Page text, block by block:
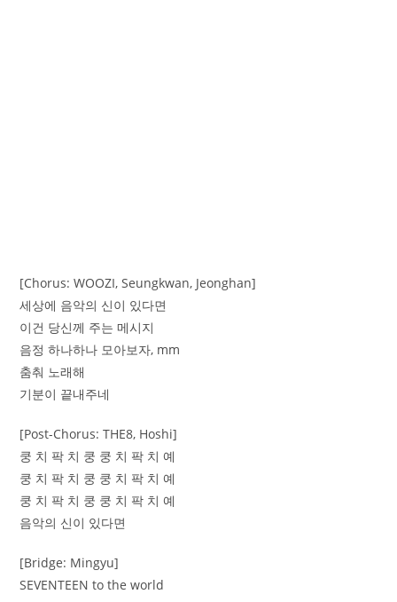
[Chorus: WOOZI, Seungkwan, Jeonghan]
세상에 음악의 신이 있다면
이건 당신께 주는 메시지
음정 하나하나 모아보자, mm
춤춰 노래해
기분이 끝내주네
[Post-Chorus: THE8, Hoshi]
쿵 치 팍 치 쿵 쿵 치 팍 치 예
쿵 치 팍 치 쿵 쿵 치 팍 치 예
쿵 치 팍 치 쿵 쿵 치 팍 치 예
음악의 신이 있다면
[Bridge: Mingyu]
SEVENTEEN to the world